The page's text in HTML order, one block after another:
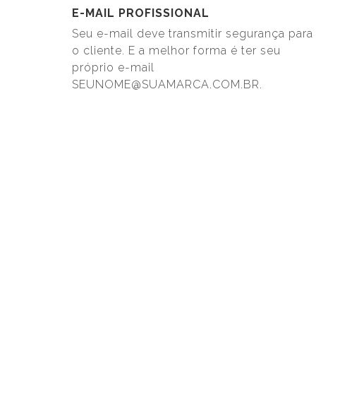
E-MAIL PROFISSIONAL
Seu e-mail deve transmitir segurança para
o cliente. E a melhor forma é ter seu
próprio e-mail
SEUNOME@SUAMARCA.COM.BR.